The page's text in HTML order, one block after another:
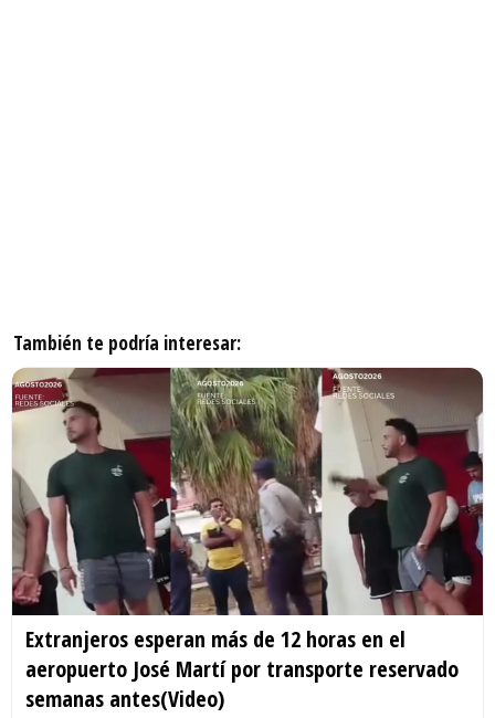
También te podría interesar:
Extranjeros esperan más de 12 horas en el
aeropuerto José Martí por transporte reservado
semanas antes(Video)